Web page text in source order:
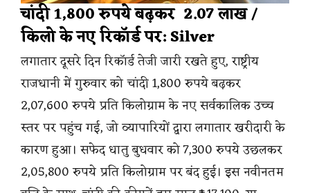
चांदी 1,800 रुपये बढ़कर ₹ 2.07 लाख /
किलो के नए रिकॉर्ड पर: Silver
लगातार दूसरे दिन रिकॉर्ड तेजी जारी रखते हुए, राष्ट्रीय
राजधानी में गुरुवार को चांदी 1,800 रुपये बढ़कर
2,07,600 रुपये प्रति किलोग्राम के नए सर्वकालिक उच्च
स्तर पर पहुंच गई, जो व्यापारियों द्वारा लगातार खरीदारी के
कारण हुआ। सफेद धातु बुधवार को 7,300 रुपये उछलकर
2,05,800 रुपये प्रति किलोग्राम पर बंद हुई। इस नवीनतम